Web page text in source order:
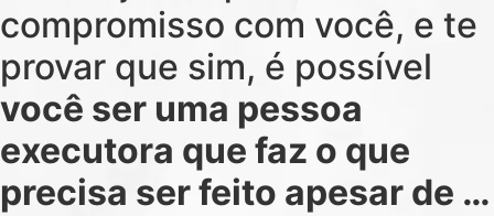
compromisso com você, e te
provar que sim, é possível
você ser uma pessoa
executora que faz o que
precisa ser feito apesar de …